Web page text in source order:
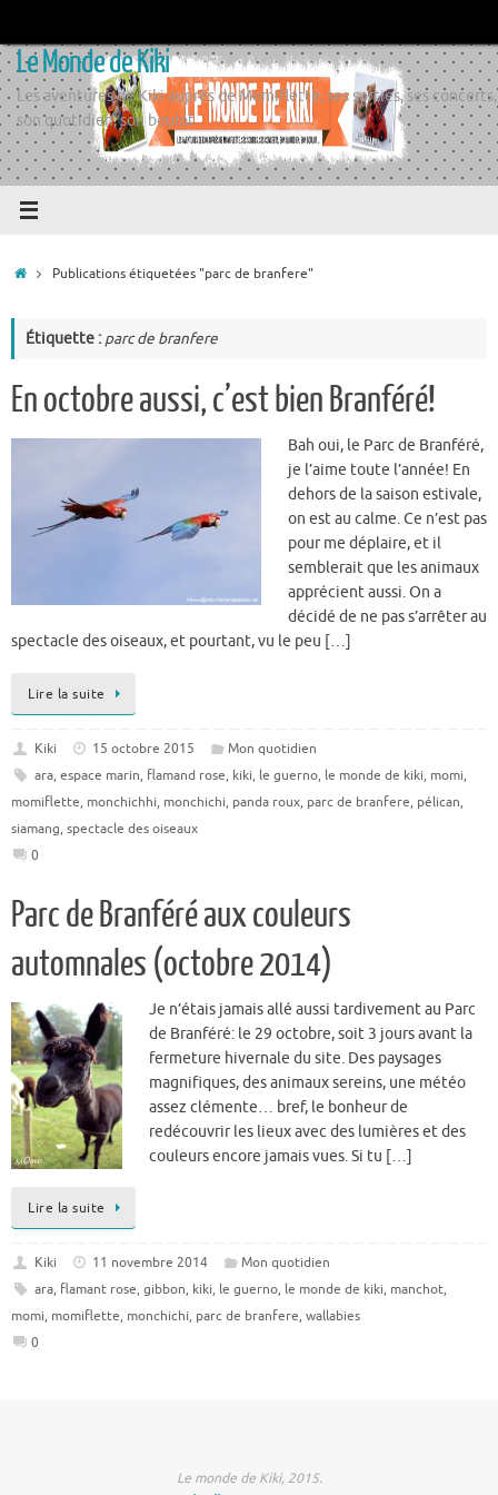
contenu
Le Monde de Kiki
Les aventures de Kiki auprès de Momiflette, ses sorties, ses concerts,
son quotidien, son boulot
AccueilPublications étiquetées "parc de branfere"
Étiquette : parc de branfere
En octobre aussi, c’est bien Branféré!
Bah oui, le Parc de Branféré,
je l’aime toute l’année! En
dehors de la saison estivale,
on est au calme. Ce n’est pas
pour me déplaire, et il
semblerait que les animaux
apprécient aussi. On a
décidé de ne pas s’arrêter au
spectacle des oiseaux, et pourtant, vu le peu […]
Lire la suite
Kiki 15 octobre 2015
Mon quotidien
ara, espace marin, flamand rose, kiki, le guerno, le monde de kiki, momi,
momiflette, monchichhi, monchichi, panda roux, parc de branfere, pélican,
siamang, spectacle des oiseaux
0
Parc de Branféré aux couleurs
automnales (octobre 2014)
Je n’étais jamais allé aussi tardivement au Parc
de Branféré: le 29 octobre, soit 3 jours avant la
fermeture hivernale du site. Des paysages
magnifiques, des animaux sereins, une météo
assez clémente… bref, le bonheur de
redécouvrir les lieux avec des lumières et des
couleurs encore jamais vues. Si tu […]
Lire la suite
Kiki 11 novembre 2014
Mon quotidien
ara, flamant rose, gibbon, kiki, le guerno, le monde de kiki, manchot,
momi, momiflette, monchichi, parc de branfere, wallabies
0
Le monde de Kiki, 2015.